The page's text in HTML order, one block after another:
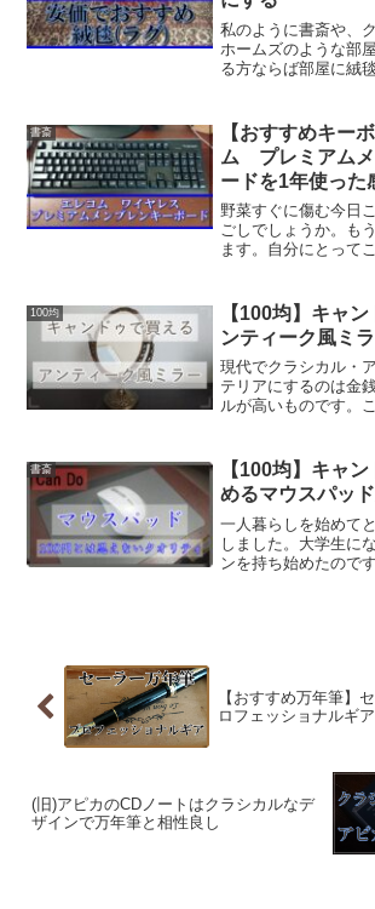
私のように書斎や、
ホームズのような部
る方ならば部屋に絨
ググってみてはその
いました。しかし、
書斎
【おすすめキー
ム プレミアム
ードを1年使
野菜すぐに傷む今日
ごしでしょうか。も
ます。自分にとって
示が近づいているこ
す。そんなことはさ
100均
【100均】キャ
ンティーク風ミ
現代でクラシカル・
テリアにするのは金
ルが高いものです。
なかなか思うように
しかしそんな私でも
書斎
【100均】キャ
めるマウスパッ
一人暮らしを始めて
しました。大学生に
ンを持ち始めたので
【おすすめ万年筆】
ロフェッショナルギア
(旧)アピカのCDノートはクラシカルなデ
ザインで万年筆と相性良し